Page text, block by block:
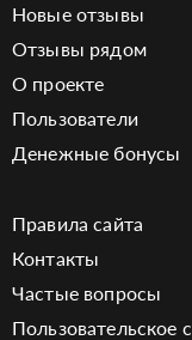
Новые отзывы
Отзывы рядом
О проекте
Пользователи
Денежные бонусы
Правила сайта
Контакты
Частые вопросы
Пользовательское